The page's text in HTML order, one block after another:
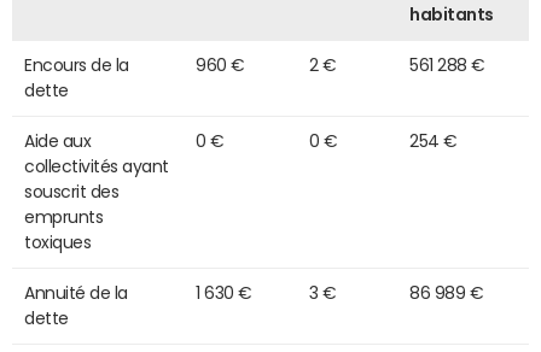
habitants
Encours de la
dette
960 € 2 € 561 288 €
Aide aux
collectivités ayant
souscrit des
emprunts
toxiques
0 € 0 € 254 €
Annuité de la
dette
1 630 € 3 € 86 989 €